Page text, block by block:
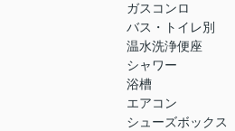
ガスコンロ
バス・トイレ別
温水洗浄便座
シャワー
浴槽
エアコン
シューズボックス